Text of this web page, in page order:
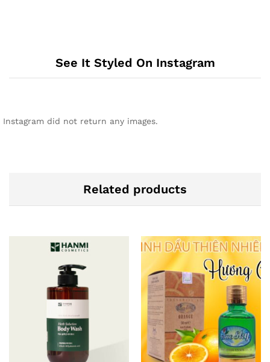
See It Styled On Instagram
Instagram did not return any images.
Related products